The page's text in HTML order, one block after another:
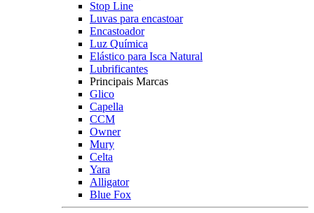
Stop Line
Luvas para encastoar
Encastoador
Luz Química
Elástico para Isca Natural
Lubrificantes
Principais Marcas
Glico
Capella
CCM
Owner
Mury
Celta
Yara
Alligator
Blue Fox